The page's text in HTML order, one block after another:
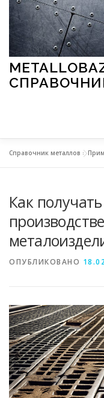
Перейти к содержимому
МЕТАЛЛЫ И
ПРИМЕНЕНИЕ
СТАТЬИ
Справочник металлов »
Как
ОПУБЛИКОВАНО